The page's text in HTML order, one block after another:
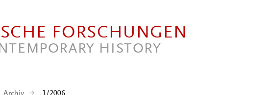
FORSCHUNGEN
HISTORY